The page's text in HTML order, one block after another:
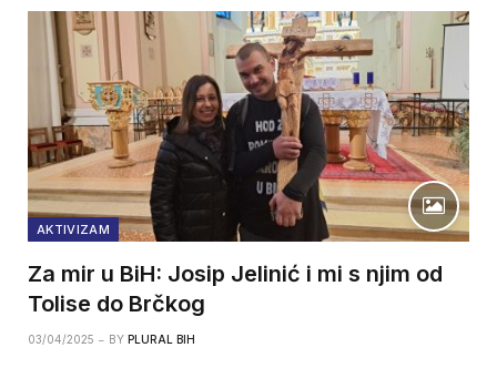
AKTIVIZAM
Za mir u BiH: Josip Jelinić i mi s njim od
Tolise do Brčkog
03/04/2025 BY PLURAL BIH